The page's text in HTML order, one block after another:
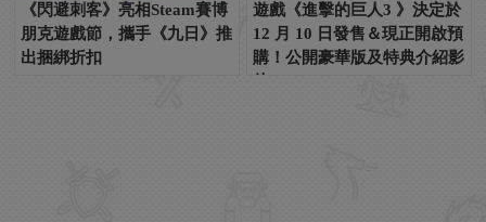
《閃避刺客》亮相Steam賽博
朋克遊戲節，攜手《九日》推
出捆綁折扣
遊戲《進擊的巨人3 》決定於
12 月 10 日發售＆現正開啟預
購！公開豪華版及特典介紹影